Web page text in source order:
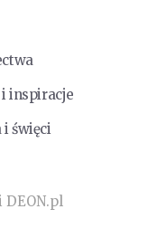
inspiracje
święci
DEON.pl